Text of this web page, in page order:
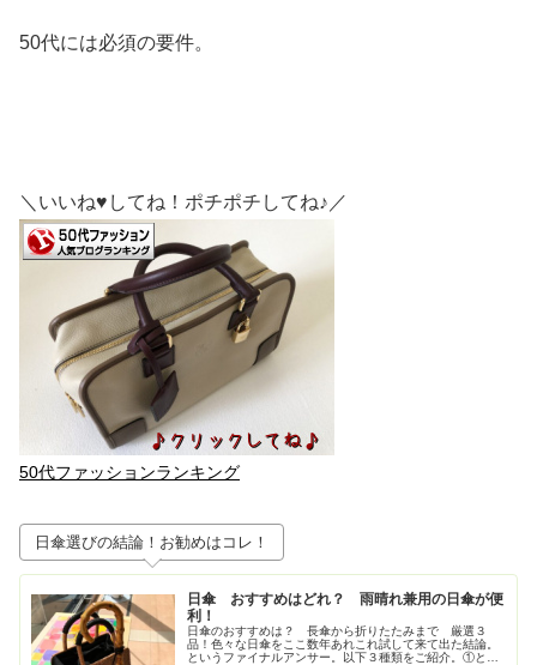
50代には必須の要件。
＼いいね♥してね！ポチポチしてね♪／
50代ファッションランキング
日傘選びの結論！お勧めはコレ！
日傘 おすすめはどれ？ 雨晴れ兼用の日傘が便
利！
日傘のおすすめは？ 長傘から折りたたみまで 厳選３
品！色々な日傘をここ数年あれこれ試して来て出た結論。
というファイナルアンサー。以下３種類をご紹介。①とに